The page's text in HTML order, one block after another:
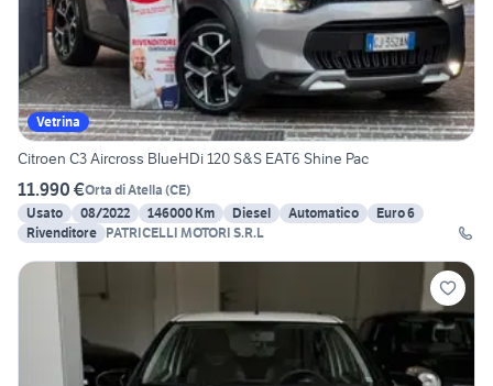
Vetrina
Citroen C3 Aircross BlueHDi 120 S&S EAT6 Shine Pac
11.990 €Orta di Atella (CE)
Usato
08/2022 146000 Km Diesel Automatico
Euro 6
Rivenditore PATRICELLI MOTORI S.R.L